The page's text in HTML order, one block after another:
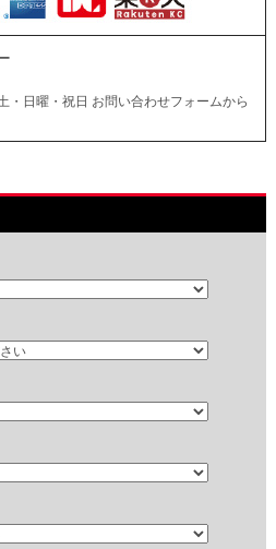
・日曜・祝日 お問い合わせフォームから